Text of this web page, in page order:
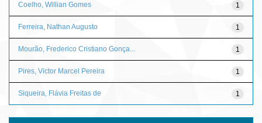
1
Coelho, Willian Gomes
1
Ferreira, Nathan Augusto
1
Mourão, Frederico Cristiano Gonça...
1
Pires, Victor Marcel Pereira
1
Siqueira, Flávia Freitas de